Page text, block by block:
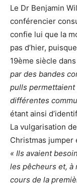
Le Dr Benjamin
conférencier
confie lui que la
pas d’hier,
19ème siècle
par des bandes
pulls
différentes
étant ainsi
La vulgarisation
Christmas jumper
« Ils avaient
les pêcheurs et, à
cours de la